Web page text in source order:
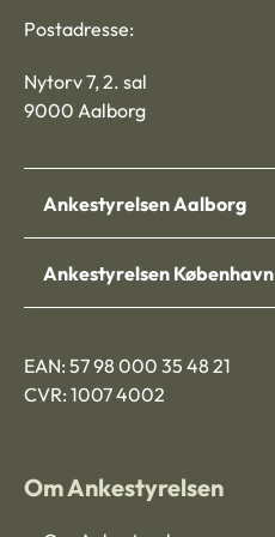
Postadresse:
Nytorv 7, 2. sal
9000 Aalborg
Ankestyrelsen Aalborg
Ankestyrelsen København
EAN: 57 98 000 35 48 21
CVR: 1007 4002
Om Ankestyrelsen